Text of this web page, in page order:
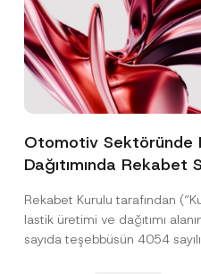
Otomotiv Sektöründe
Dağıtımında Rekabet
Cezasına
Rekabet Kurulu tarafından
lastik üretimi ve dağıtımı
sayıda teşebbüsün 4054